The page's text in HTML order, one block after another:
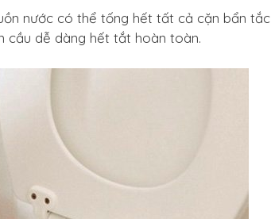
nước có thể tống hết tất cả cặn bẩn tắc
cầu dễ dàng hết tắt hoàn toàn.